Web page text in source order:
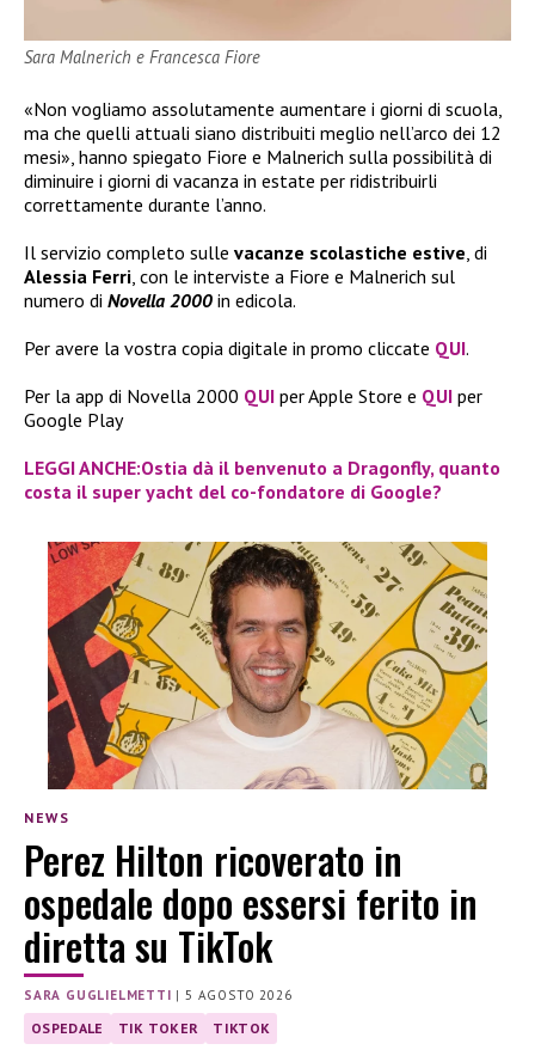
Sara Malnerich e Francesca Fiore
«Non vogliamo assolutamente aumentare i giorni di scuola,
ma che quelli attuali siano distribuiti meglio nell’arco dei 12
mesi», hanno spiegato Fiore e Malnerich sulla possibilità di
diminuire i giorni di vacanza in estate per ridistribuirli
correttamente durante l’anno.
Il servizio completo sulle vacanze scolastiche estive, di
Alessia Ferri, con le interviste a Fiore e Malnerich sul
numero di Novella 2000 in edicola.
Per avere la vostra copia digitale in promo cliccate QUI.
Per la app di Novella 2000 QUI per Apple Store e QUI per
Google Play
LEGGI ANCHE:Ostia dà il benvenuto a Dragonfly, quanto
costa il super yacht del co-fondatore di Google?
NEWS
Perez Hilton ricoverato in
ospedale dopo essersi ferito in
diretta su TikTok
SARA GUGLIELMETTI |5 AGOSTO 2026
OSPEDALE TIK TOKER TIKTOK